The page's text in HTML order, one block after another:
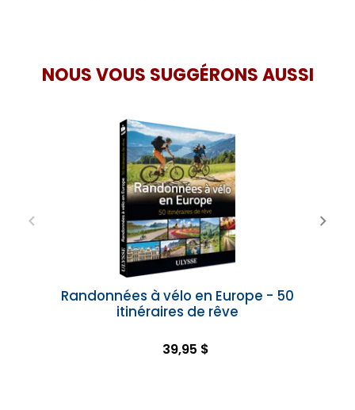
NOUS VOUS SUGGÉRONS AUSSI
Randonnées à vélo en Europe - 50
itinéraires de rêve
39,95 $